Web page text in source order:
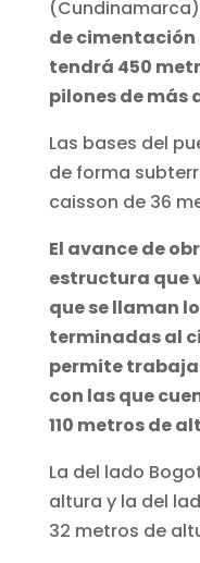
(Cundinamarca)
de
tendrá 450
pilones de más
Las bases del
de forma
caisson de 36
El avance de
estructura que
que se llaman
terminadas al
permite
con las que
110 metros de
La del lado
altura y la del
32 metros de